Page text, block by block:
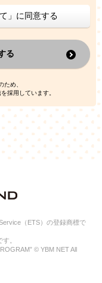
ないデータに不可逆変
に役立てること
ること
いは行いません。ま
とはありません。
逆変換した上で第三
、その結果に基づい
告配信事業者が、こ
ことはありません。
に個人情報を第三者
に必要がある場合であ
の推進のために特に必
において、個人情報の
」に同意する
る
ため、
採用しています。
（ETS）の登録商標で
。
© YBM NET All